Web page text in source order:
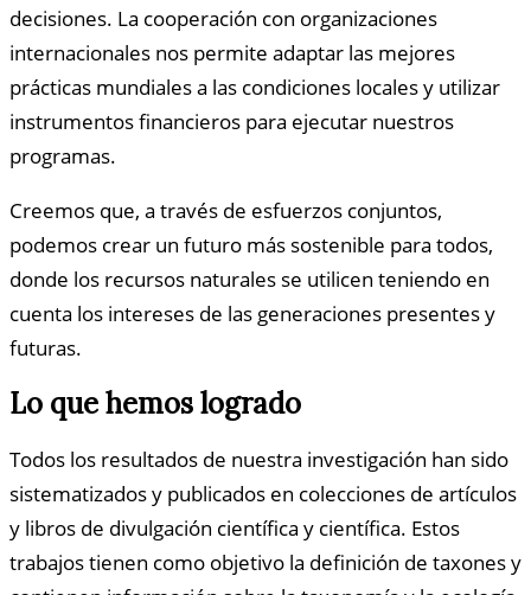
decisiones. La cooperación con organizaciones
internacionales nos permite adaptar las mejores
prácticas mundiales a las condiciones locales y utilizar
instrumentos financieros para ejecutar nuestros
programas.
Creemos que, a través de esfuerzos conjuntos,
podemos crear un futuro más sostenible para todos,
donde los recursos naturales se utilicen teniendo en
cuenta los intereses de las generaciones presentes y
futuras.
Lo que hemos logrado
Todos los resultados de nuestra investigación han sido
sistematizados y publicados en colecciones de artículos
y libros de divulgación científica y científica. Estos
trabajos tienen como objetivo la definición de taxones y